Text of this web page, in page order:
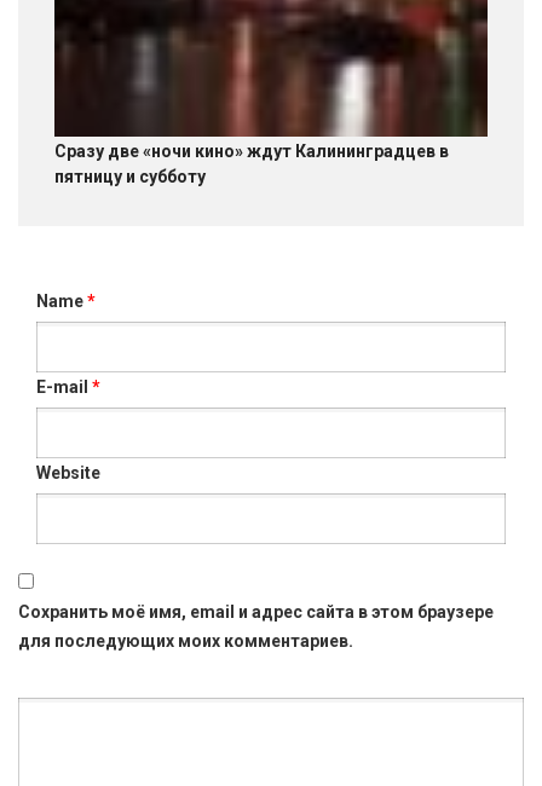
Сразу две «ночи кино» ждут Калининградцев в
пятницу и субботу
Name*
E-mail *
Website
Сохранить моё имя, email и адрес сайта в этом браузере
для последующих моих комментариев.